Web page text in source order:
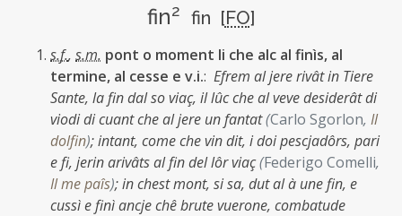
fin2 fin [FO]
s.f., s.m. pont o moment li che alc al finìs, al
termine, al cesse e v.i.: Efrem al jere rivât in Tiere
Sante, la fin dal so viaç, il lûc che al veve desiderât di
viodi di cuant che al jere un fantat(Carlo Sgorlon, Il
dolfin);intant, come che vin dit, i doi pescjadôrs, pari
e fi, jerin arivâts al fin del lôr viaç(Federigo Comelli,
Il me paîs);in chest mont, si sa, dut al à une fin, e
cussì e finì ancje chê brute vuerone, combatude